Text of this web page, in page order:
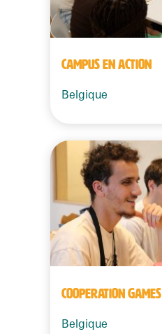
CAMPUS EN ACTION
Belgique
COOPERATION GAMES
Belgique